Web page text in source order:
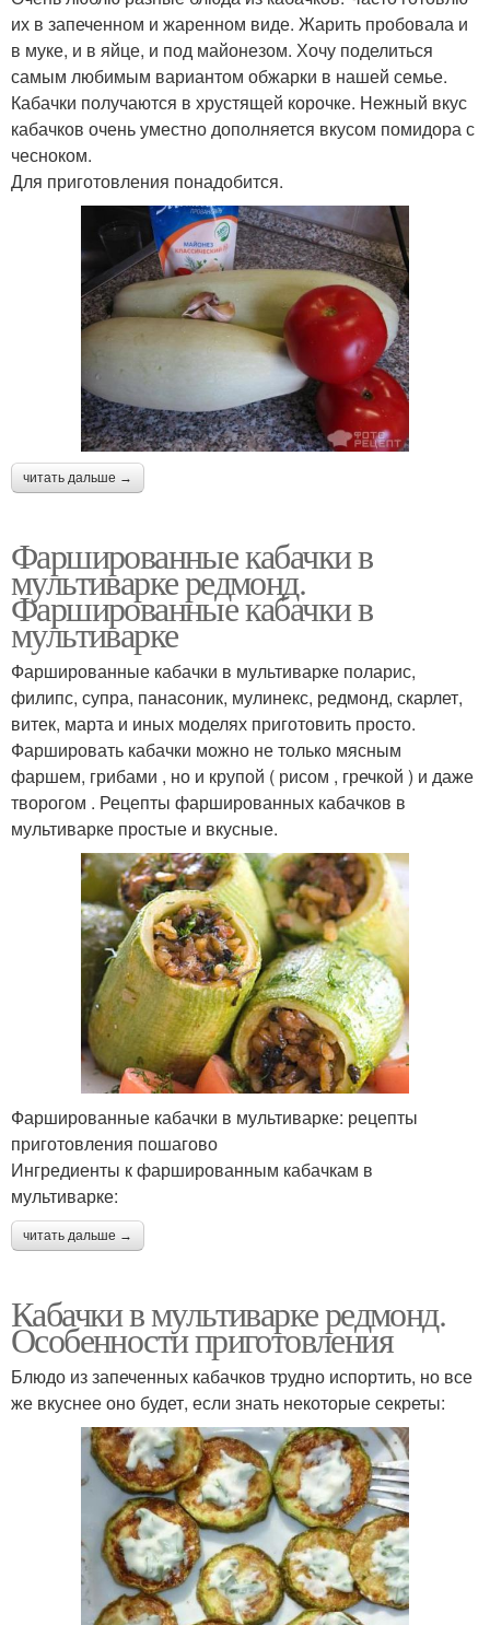
их в запеченном и жаренном виде. Жарить пробовала и
в муке, и в яйце, и под майонезом. Хочу поделиться
самым любимым вариантом обжарки в нашей семье.
Кабачки получаются в хрустящей корочке. Нежный вкус
кабачков очень уместно дополняется вкусом помидора с
чесноком.
Для приготовления понадобится.
читать дальше →
Фаршированные кабачки в
мультиварке редмонд.
Фаршированные кабачки в
мультиварке
Фаршированные кабачки в мультиварке поларис,
филипс, супра, панасоник, мулинекс, редмонд, скарлет,
витек, марта и иных моделях приготовить просто.
Фаршировать кабачки можно не только мясным
фаршем, грибами , но и крупой ( рисом , гречкой ) и даже
творогом . Рецепты фаршированных кабачков в
мультиварке простые и вкусные.
Фаршированные кабачки в мультиварке: рецепты
приготовления пошагово
Ингредиенты к фаршированным кабачкам в
мультиварке:
читать дальше →
Кабачки в мультиварке редмонд.
Особенности приготовления
Блюдо из запеченных кабачков трудно испортить, но все
же вкуснее оно будет, если знать некоторые секреты: